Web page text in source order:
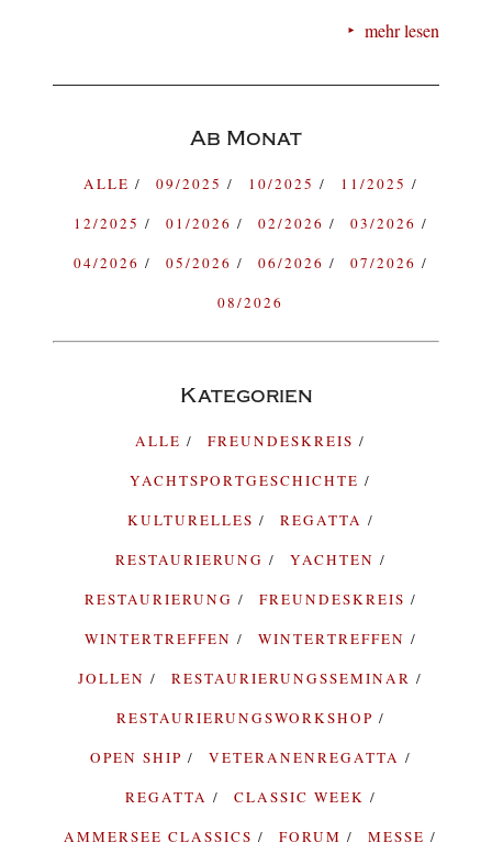
mehr lesen
Ab Monat
ALLE 09/2025 10/2025
11/2025
12/2025
01/2026 02/2026
03/2026
04/2026
05/2026 06/2026
07/2026
08/2026
Kategorien
ALLE
FREUNDESKREIS
YACHTSPORTGESCHICHTE
KULTURELLES
REGATTA
RESTAURIERUNG
YACHTEN
RESTAURIERUNG
FREUNDESKREIS
WINTERTREFFEN
WINTERTREFFEN
JOLLEN
RESTAURIERUNGSSEMINAR
RESTAURIERUNGSWORKSHOP
OPEN SHIP
VETERANENREGATTA
REGATTA
CLASSIC WEEK
AMMERSEE CLASSICS
FORUM
MESSE